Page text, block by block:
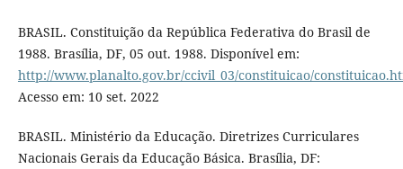
BRASIL. Constituição da República Federativa do Brasil de
1988. Brasília, DF, 05 out. 1988. Disponível em:
http://www.planalto.gov.br/ccivil_03/constituicao/
Acesso em: 10 set. 2022
BRASIL. Ministério da Educação. Diretrizes Curriculares
Nacionais Gerais da Educação Básica. Brasília, DF: